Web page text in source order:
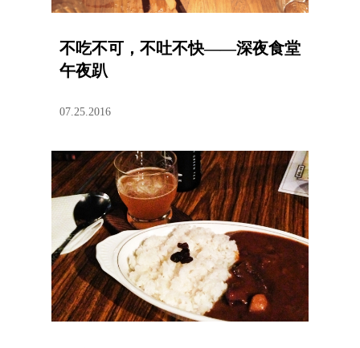
不吃不可，不吐不快——深夜食堂
午夜趴
07.25.2016